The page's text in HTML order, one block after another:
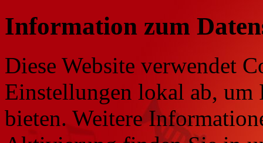
Information zum
Diese Website verwendet
Einstellungen lokal ab, um
bieten. Weitere